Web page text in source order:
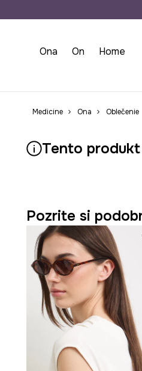
Ona On Home
Medicine Ona Oblečenie
Tento
Pozrite si